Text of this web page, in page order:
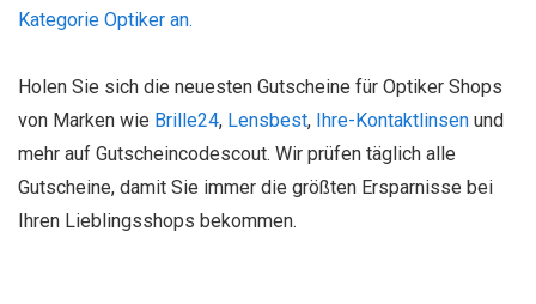
Kategorie Optiker an.
Holen Sie sich die neuesten Gutscheine für Optiker Shops
von Marken wie Brille24, Lensbest, Ihre-Kontaktlinsen und
mehr auf Gutscheincodescout. Wir prüfen täglich alle
Gutscheine, damit Sie immer die größten Ersparnisse bei
Ihren Lieblingsshops bekommen.